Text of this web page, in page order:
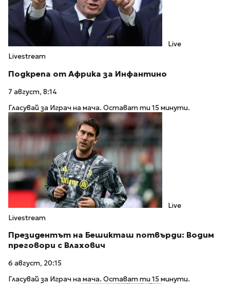
Live
Livestream
Подкрепа от Африка за Инфантино
7 август, 8:14
Гласувай за Играч на мача. Остават ти 15 минути.
Live
Livestream
Президентът на Бешикташ потвърди: Водим
преговори с Влахович
6 август, 20:15
Гласувай за Играч на мача. Остават ти 15 минути.